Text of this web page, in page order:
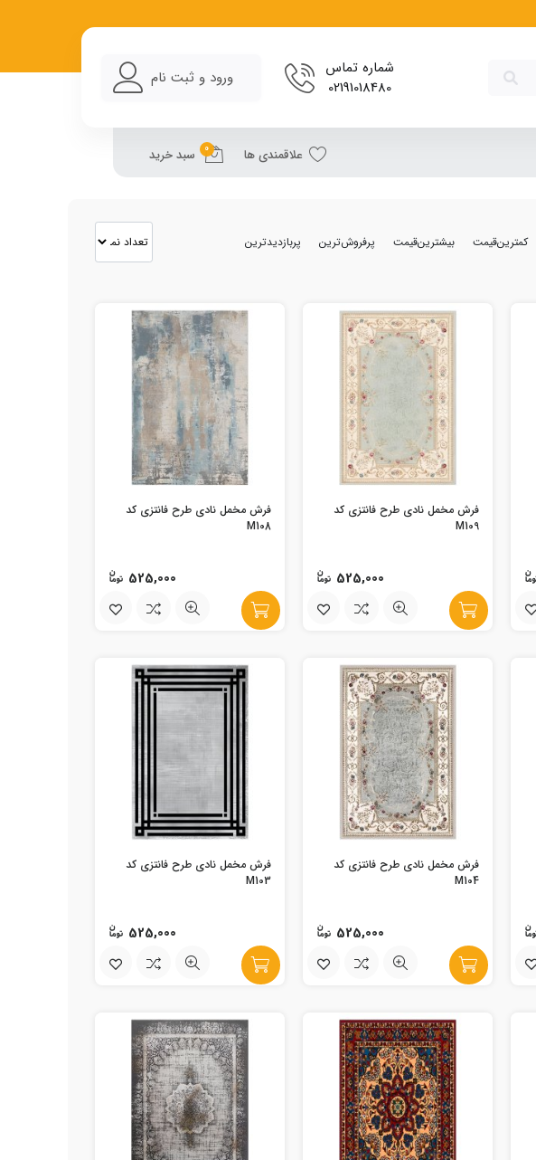
شماره تماس
02191018480
ورود و ثبت نام
علاقمندی ها 0 سبد خرید
کمترین‌قیمت بیشترین‌قیمت پرفروش‌ترین پربازدیدترین
فرش مخمل نادی طرح فانتزی کد
M109
525,000
فرش مخمل نادی طرح فانتزی کد
M108
525,000
فرش مخمل نادی طرح فانتزی کد
M104
525,000
فرش مخمل نادی طرح فانتزی کد
M103
525,000